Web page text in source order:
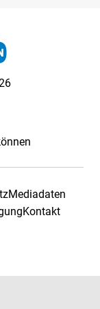
Mediadaten
Kontakt